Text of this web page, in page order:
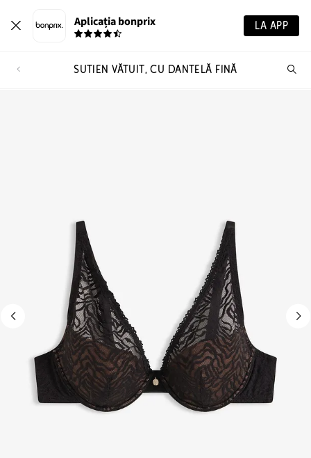
Aplicația bonprix LA APP
SUTIEN VĂTUIT, CU DANTELĂ FINĂ